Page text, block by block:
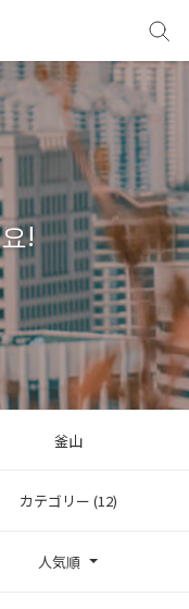
!
釜山
カテゴリー (12)
人気順